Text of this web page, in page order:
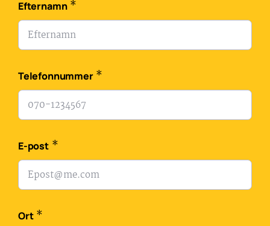
Efternamn *
Telefonnummer *
E-post *
Ort *